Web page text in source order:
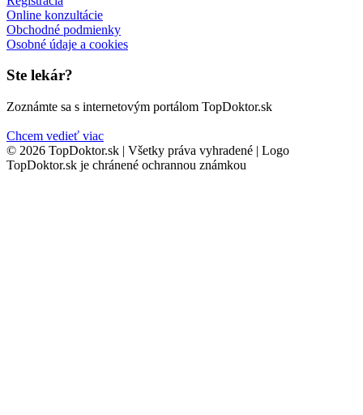
Online konzultácie
Obchodné podmienky
Osobné údaje a cookies
Ste lekár?
Zoznámte sa s internetovým portálom TopDoktor.sk
Chcem vedieť viac
© 2026 TopDoktor.sk | Všetky práva vyhradené | Logo
TopDoktor.sk je chránené ochrannou známkou